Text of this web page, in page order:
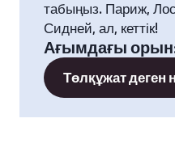
табыңыз. Париж,
Сидней, ал, кеттік!
Ағымдағы орын
Төлқұжат деген